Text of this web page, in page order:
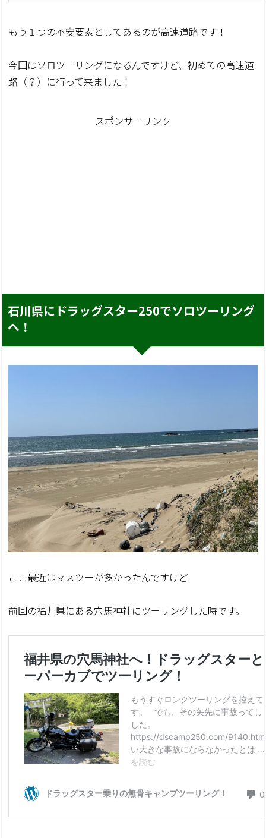
もう１つの不安要素としてあるのが高速道路です！
今回はソロツーリングになるんですけど、初めての高速道
路（？）に行って来ました！
スポンサーリンク
石川県にドラッグスター250でソロツーリング
へ！
ここ最近はマスツーが多かったんですけど
前回の福井県にある穴馬神社にツーリングした時です。